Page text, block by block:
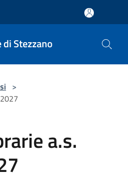
di Stezzano
>
a.s.